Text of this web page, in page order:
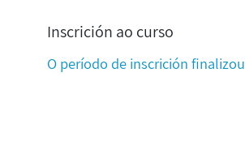
Inscrición ao curso
O período de inscrición finalizou